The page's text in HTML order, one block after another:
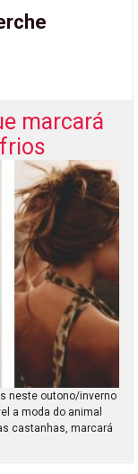
marcará
neste outono/inverno
a moda do animal
castanhas, marcará